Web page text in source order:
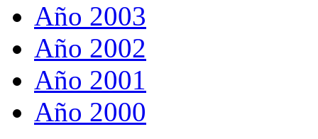
Año 2003
Año 2002
Año 2001
Año 2000